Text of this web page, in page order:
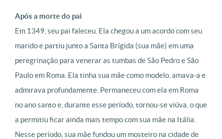
Após a morte do pai
Em 1349, seu pai faleceu. Ela chegou a um acordo com seu
marido e partiu junto a Santa Brígida (sua mãe) em uma
peregrinação para venerar as tumbas de São Pedro e São
Paulo em Roma. Ela tinha sua mãe como modelo, amava-a e
admirava profundamente. Permaneceu com ela em Roma
no ano santo e, durante esse período, tornou-se viúva, o que
a permitiu ficar ainda mais tempo com sua mãe na Itália.
Nesse período, sua mãe fundou um mosteiro na cidade de